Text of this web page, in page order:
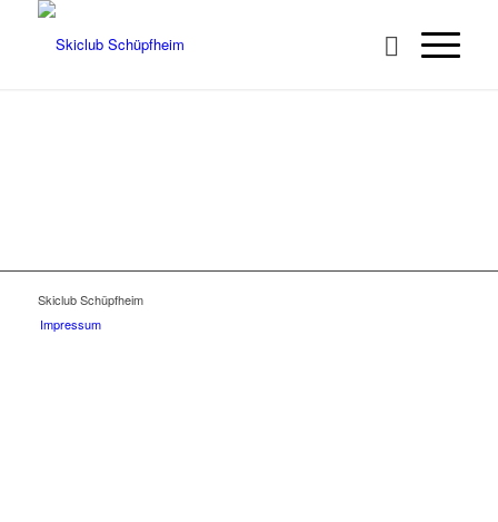
Skiclub Schüpfheim
Impressum